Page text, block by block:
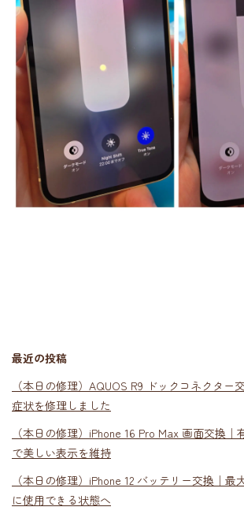
最近の投稿
（本日の修理）AQUOS R9 ドックコネクター
症状を修理しました
（本日の修理）iPhone 16 Pro Max 画面交換｜
で美しい表示を維持
（本日の修理）iPhone 12 バッテリー交換｜最
に使用できる状態へ